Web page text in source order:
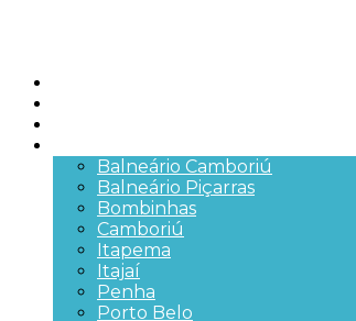
Balneário Camboriú
Balneário Piçarras
Bombinhas
Camboriú
Itapema
Itajaí
Penha
Porto Belo